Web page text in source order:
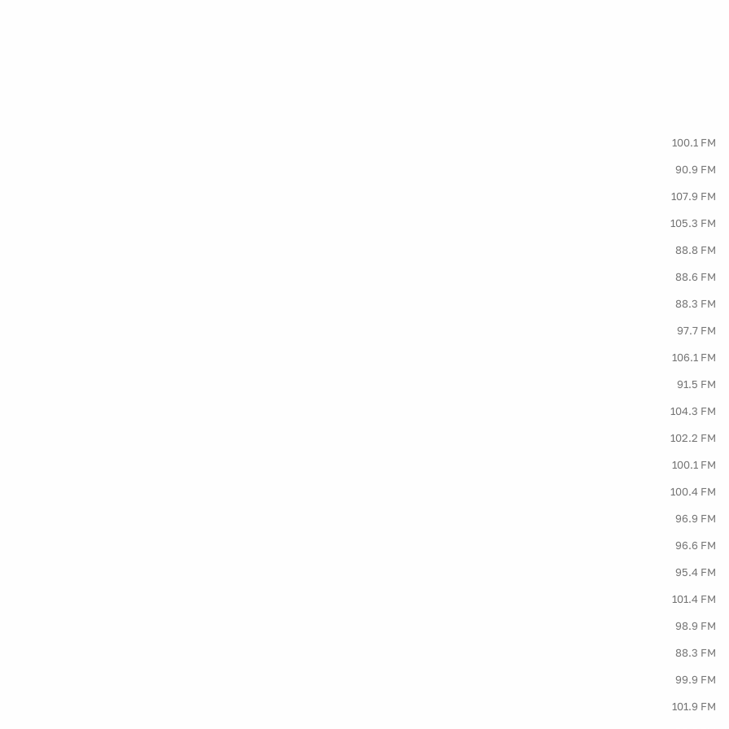
100.1 FM
90.9 FM
107.9 FM
105.3 FM
88.8 FM
88.6 FM
88.3 FM
97.7 FM
106.1 FM
91.5 FM
104.3 FM
102.2 FM
100.1 FM
100.4 FM
96.9 FM
96.6 FM
95.4 FM
101.4 FM
98.9 FM
88.3 FM
99.9 FM
101.9 FM